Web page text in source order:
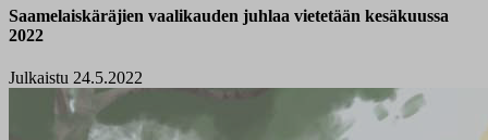
Saamelaiskäräjien vaalikauden juhlaa vietetään kesäkuussa
2022
Julkaistu 24.5.2022